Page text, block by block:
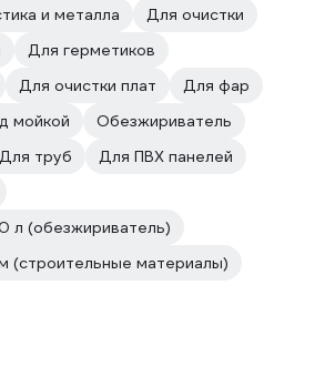
и металла
Для очистки
Для герметиков
Для очистки плат
Для фар
мойкой
Обезжириватель
Для труб
Для ПВХ панелей
л (обезжириватель)
(строительные материалы)